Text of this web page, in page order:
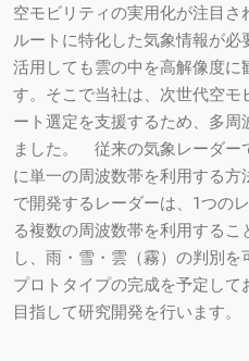
空モビリティの実用化が注目
ルートに特化した気象情報が
活用しても雲の中を高解像度
す。そこで当社は、次世代空
ート選定を支援するため、多
ました。 従来の気象レーダー
に単一の周波数帯を利用する
で開発するレーダーは、1つの
る複数の周波数帯を利用する
し、雨・雪・雲（霧）の判別
プロトタイプの完成を予定し
目指して研究開発を行います。